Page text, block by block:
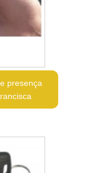
presença